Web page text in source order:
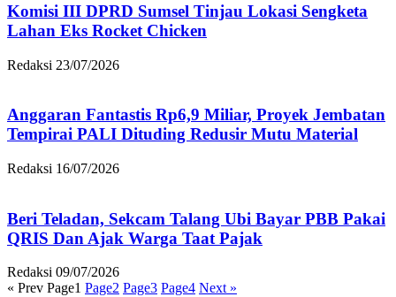
Komisi III DPRD Sumsel Tinjau Lokasi Sengketa
Lahan Eks Rocket Chicken
Redaksi 23/07/2026
Anggaran Fantastis Rp6,9 Miliar, Proyek Jembatan
Tempirai PALI Dituding Redusir Mutu Material
Redaksi 16/07/2026
Beri Teladan, Sekcam Talang Ubi Bayar PBB Pakai
QRIS Dan Ajak Warga Taat Pajak
Redaksi 09/07/2026
« Prev Page1 Page2 Page3 Page4 Next »